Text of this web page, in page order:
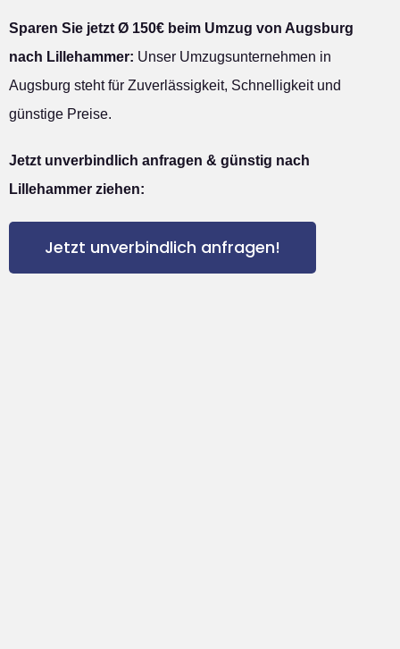
Sparen Sie jetzt Ø 150€ beim Umzug von Augsburg
nach Lillehammer: Unser Umzugsunternehmen in
Augsburg steht für Zuverlässigkeit, Schnelligkeit und
günstige Preise.
Jetzt unverbindlich anfragen & günstig nach
Lillehammer ziehen:
Jetzt unverbindlich anfragen!